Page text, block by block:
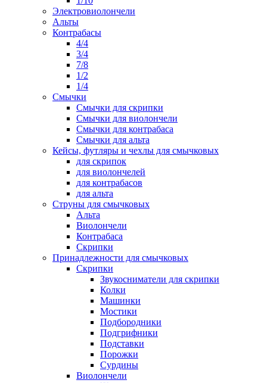
Электровиолончели
Альты
Контрабасы
4/4
3/4
7/8
1/2
1/4
Смычки
Смычки для скрипки
Смычки для виолончели
Смычки для контрабаса
Смычки для альта
Кейсы, футляры и чехлы для смычковых
для скрипок
для виолончелей
для контрабасов
для альта
Струны для смычковых
Альта
Виолончели
Контрабаса
Скрипки
Принадлежности для смычковых
Скрипки
Звукосниматели для скрипки
Колки
Машинки
Мостики
Подбородники
Подгрифники
Подставки
Порожки
Сурдины
Виолончели